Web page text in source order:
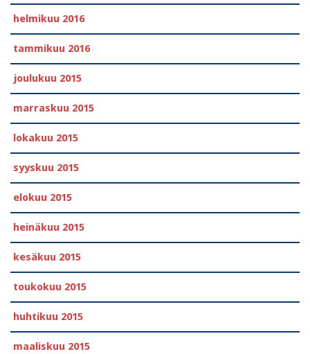
helmikuu 2016
tammikuu 2016
joulukuu 2015
marraskuu 2015
lokakuu 2015
syyskuu 2015
elokuu 2015
heinäkuu 2015
kesäkuu 2015
toukokuu 2015
huhtikuu 2015
maaliskuu 2015